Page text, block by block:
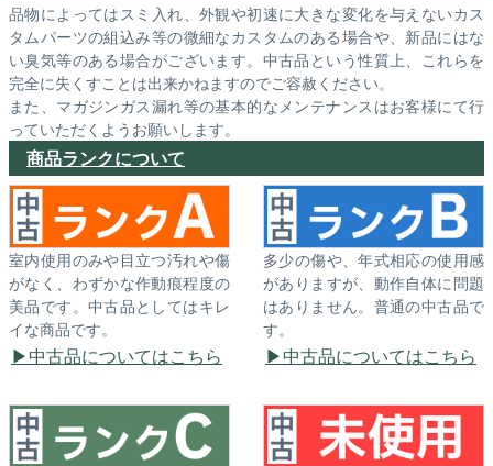
品物によってはスミ入れ、外観や初速に大きな変化を与えないカス
タムパーツの組込み等の微細なカスタムのある場合や、新品にはな
い臭気等のある場合がございます。中古品という性質上、これらを
完全に失くすことは出来かねますのでご容赦ください。
また、マガジンガス漏れ等の基本的なメンテナンスはお客様にて行
っていただくようお願いします。
商品ランクについて
室内使用のみや目立つ汚れや傷
がなく、わずかな作動痕程度の
美品です。中古品としてはキレ
イな商品です。
中古品についてはこちら
多少の傷や、年式相応の使用感
がありますが、動作自体に問題
はありません。普通の中古品で
す。
中古品についてはこちら